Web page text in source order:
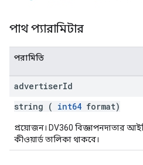
পাথ প্যারামিটার
পরামিতি
advertiserId
string ( int64 format)
প্রয়োজন। DV360 বিজ্ঞাপনদাতার
কীওয়ার্ড তালিকা থাকবে।